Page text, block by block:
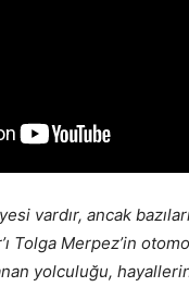
vardır, ancak
Tolga Merpez’in
yolculuğu,